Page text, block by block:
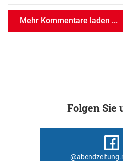
Mehr Kommentare laden ...
Folgen Sie